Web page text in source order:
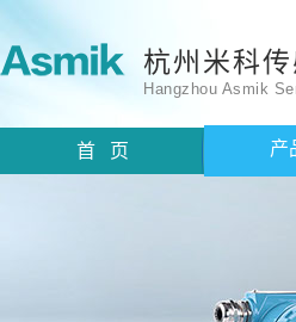
杭州米科
Hangzhou Asmik
首 页 产